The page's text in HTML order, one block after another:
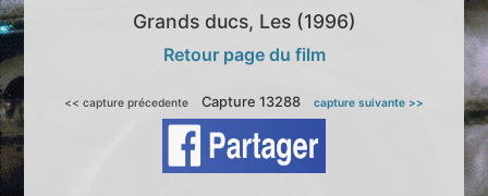
Grands ducs, Les (1996)
Retour page du film
<< capture précedente Capture 13288 capture suivante >>